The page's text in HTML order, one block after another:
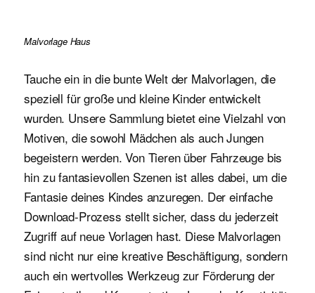
Malvorlage Haus
Tauche ein in die bunte Welt der Malvorlagen, die
speziell für große und kleine Kinder entwickelt
wurden. Unsere Sammlung bietet eine Vielzahl von
Motiven, die sowohl Mädchen als auch Jungen
begeistern werden. Von Tieren über Fahrzeuge bis
hin zu fantasievollen Szenen ist alles dabei, um die
Fantasie deines Kindes anzuregen. Der einfache
Download-Prozess stellt sicher, dass du jederzeit
Zugriff auf neue Vorlagen hast. Diese Malvorlagen
sind nicht nur eine kreative Beschäftigung, sondern
auch ein wertvolles Werkzeug zur Förderung der